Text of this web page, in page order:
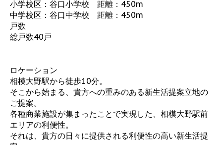
小学校区：谷口小学校 距離：450m
中学校区：谷口中学校 距離：450m
戸数
総戸数40戸
ロケーション
相模大野駅から徒歩10分。
そこから始まる、貴方への重みのある新生活提案立地の
ご提案。
各種商業施設が集まったことで実現した、相模大野駅前
エリアの利便性。
それは、貴方の日々に提供される利便性の高い新生活提